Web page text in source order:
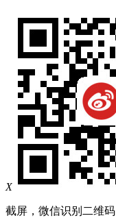
X
截屏，微信识别二维码